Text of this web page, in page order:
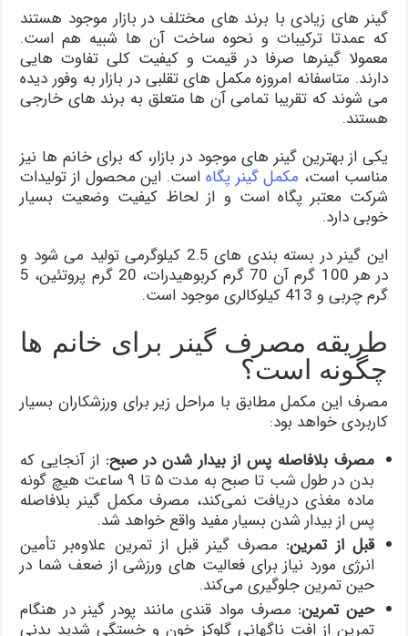
گینر های زیادی با برند های مختلف در بازار موجود هستند
که عمدتا ترکیبات و نحوه ساخت آن ها شبیه هم است.
معمولا گینرها صرفا در قیمت و کیفیت کلی تفاوت هایی
دارند. متاسفانه امروزه مکمل های تقلبی در بازار به وفور دیده
می شوند که تقریبا تمامی آن ها متعلق به برند های خارجی
هستند.
یکی از بهترین گینر های موجود در بازار، که برای خانم ها نیز
مناسب است، مکمل گینر پگاه است. این محصول از تولیدات
شرکت معتبر پگاه است و از لحاظ کیفیت وضعیت بسیار
خوبی دارد.
این گینر در بسته بندی های 2.5 کیلوگرمی تولید می شود و
در هر 100 گرم آن 70 گرم کربوهیدرات، 20 گرم پروتئین، 5
گرم چربی و 413 کیلوکالری موجود است.
طریقه مصرف گینر برای خانم ها
چگونه است؟
مصرف این مکمل مطابق با مراحل زیر برای ورزشکاران بسیار
کاربردی خواهد بود:
مصرف بلافاصله پس از بیدار شدن در صبح: از آنجایی که
بدن در طول شب تا صبح به مدت ۵ تا ۹ ساعت هیچ گونه
ماده مغذی دریافت نمی‌کند، مصرف مکمل گینر بلافاصله
پس از بیدار شدن بسیار مفید واقع خواهد شد.
قبل از تمرین: مصرف گینر قبل از تمرین علاوه‌بر تأمین
انرژی مورد نیاز برای فعالیت های ورزشی از ضعف شما در
حین تمرین جلوگیری می‌کند.
حین تمرین: مصرف مواد قندی مانند پودر گینر در هنگام
تمرین از افت ناگهانی گلوکز خون و خستگی شدید بدنی